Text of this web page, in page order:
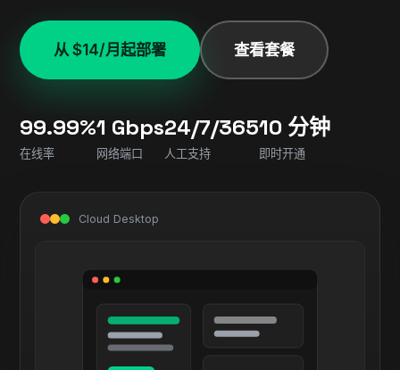
从 $14/月起部署 查看套餐
99.99%
在线率
1 Gbps
网络端口
24/7/365
人工支持
10 分钟
即时开通
Cloud Desktop